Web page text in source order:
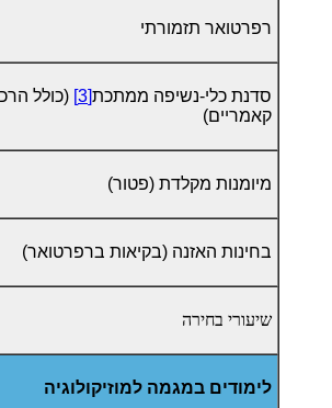
רפרטואר תזמורתי
סדנת כלי-נשיפה ממתכת[3]
(כולל
קאמריים)
מיומנות מקלדת (פטור)
בחינות האזנה (בקיאות ברפרטואר)
שיעורי בחירה
לימודים במגמה למוזיקולוגיה